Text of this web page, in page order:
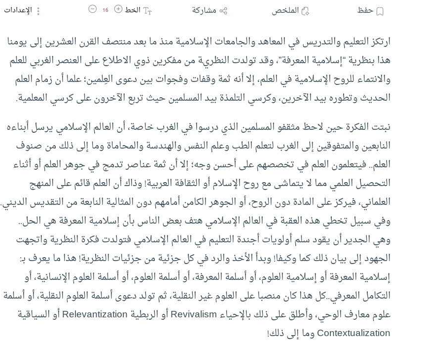
حفظ الملخص مشاركة الخطزيادة حجم الخط
16 تقليل حجم الخط الإعدادات
ارتكز التعليم والتدريس في المعاهد والجامعات الإسلامية منذ ما بعد منتصف القرن العشرين إلى يومنا
هذا بنظرية “إسلامية المعرفة”، وقد تولدت النظرية من مفكرين ذوي الاطلاع على العنصر الغربي للعلم
والانتماء للروح الإسلامية في العلم، إلا أنه ثمة وقفات وفجوات بين دعوى العِلمين؛ علما أن زمام العلم
الحديث وتطوره بيد الآخرين، وكرسي التلمذة بيد المسلمين حيث تربع الآخرون على كرسي المعلمية.
نبتت الفكرة حين لاحظ مثقفو المسلمين الذي درسوا في الغرب خاصة، أن العالم الإسلامي يرسل أبناءه
النابعين والمتفوقين إلى الغرب لتعلم الطب وعلم النفس والهندسة والمحاماة وما إلى ذلك من صنوف
العلم.. فيتعلمون العلم في تخصصهم على أحسن وجه؛ إلا أن ثمة عناصر تدمج في جوهر العلم أو أثناء
التحصيل العلمي مما لا يتماشى مع روح الإسلام أو الثقافة العربية! وذاك أن العلم قائم على المنهج
العلماني، فيركز على المادة دون الروح، أو الجوهر الكامن أمامهم دون المثالية النابعة من التقديس الديني.
وفي سبيل تخطي هذه العقبة في العالم الإسلامي هتف بعض الناس بأن إسلامية المعرفة هي الحل..
وهي الجدير أن يقود سلم أولويات أجندة التعليم في العالم الإسلامي فتولدت فكرة النظرية واتجهت
الجهود إلى بيان ذلك كما وكيفا! وبدأ الأخذ والرد في كل جزئية من جزئيات النظرية! هذا ما يعرف بـ:
إسلامية المعرفة أو إسلامية العلوم، أو أسلمة المعرفة، أو أسلمة العلوم، أو أسلمة العلوم الإنسانية، أو
التكامل المعرفي..كل هذا كان منصبا على العلوم غير النقلية، ثم تولد دعوى أسلمة العلوم النقلية، أو أسلمة
علوم معارف الوحي، وأطلق على ذلك بالإحياء Revivalism أو الربطية Relevantization أو السياقية
Contextualization وما إلى ذلك!